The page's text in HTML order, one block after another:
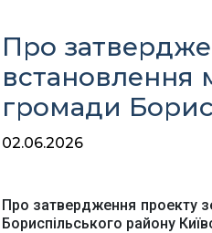
Про
встановлення
громади
02.06.2026
Про затвердження проекту
Бориспільського району